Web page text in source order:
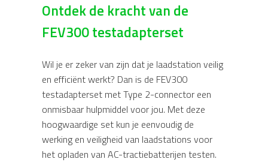
Ontdek de kracht van de
FEV300 testadapterset
Wil je er zeker van zijn dat je laadstation veilig
en efficiënt werkt? Dan is de FEV300
testadapterset met Type 2-connector een
onmisbaar hulpmiddel voor jou. Met deze
hoogwaardige set kun je eenvoudig de
werking en veiligheid van laadstations voor
het opladen van AC-tractiebatterijen testen.